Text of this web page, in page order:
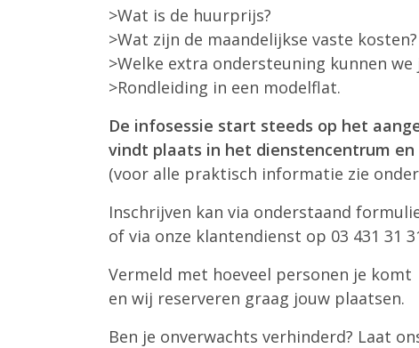
>Wat is de huurprijs?
>Wat zijn de maandelijkse vaste kosten?
>Welke extra ondersteuning kunnen we
>Rondleiding in een modelflat.
De infosessie start steeds op het
vindt plaats in het dienstencentrum
(voor alle praktisch informatie zie
Inschrijven kan via onderstaand
of via onze klantendienst op 03 431 31
Vermeld met hoeveel personen je komt
en wij reserveren graag jouw plaatsen.
Ben je onverwachts verhinderd? Laat